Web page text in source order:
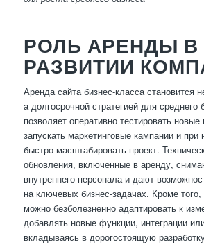
РОЛЬ АРЕНДЫ В
РАЗВИТИИ
Аренда сайта бизнес-класса становится
а долгосрочной стратегией для среднего
позволяет оперативно тестировать новые
запускать маркетинговые кампании и при
быстро масштабировать проект.
обновления, включенные в аренду,
внутреннего персонала и дают
на ключевых бизнес-задачах. Кроме
можно безболезненно адаптировать к
добавлять новые функции, интеграции
вкладываясь в дорогостоящую